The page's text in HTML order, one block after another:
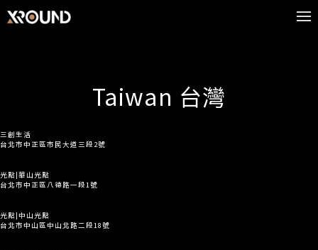
Taiwan 台灣
三創生活
台北市中正區市民大道三段2號
光點|華山光點
台北市中正區八德路一段1號
光點|中山光點
台北市中山區中山北路二段18號